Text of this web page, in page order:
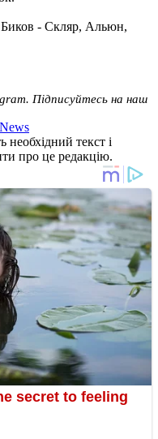
- Скляр, Альюн,
Підписуйтесь на наш
текст і
про це редакцію.